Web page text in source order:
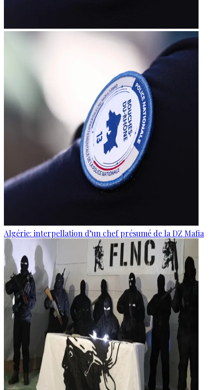
Algérie: interpellation d’un chef présumé de la DZ Mafia